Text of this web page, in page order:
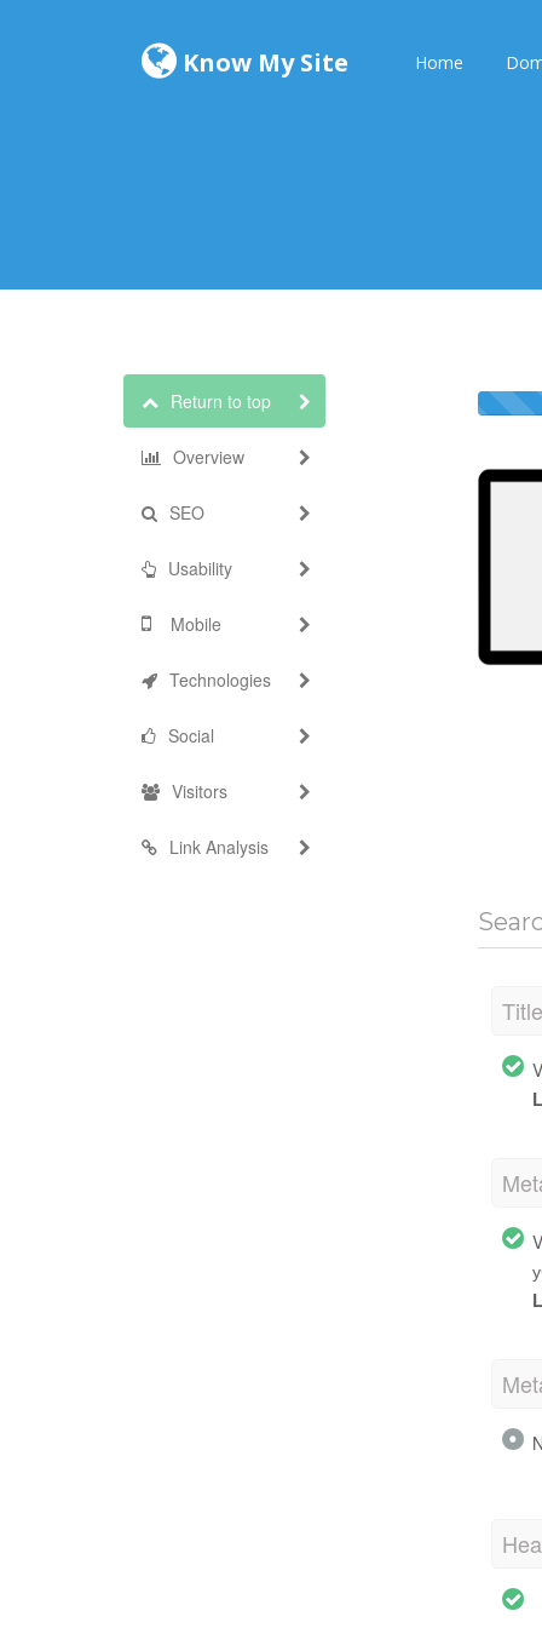
Know My Site Home
Return to top
Overview
SEO
Usability
Mobile
Technologies
Social
Visitors
Link Analysis